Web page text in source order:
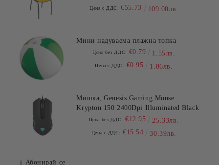
Цена с ДДС: €55.73 109.00лв.
Мини надуваема плажна топка
Цена без ДДС: €0.79 1.55лв.
Цена с ДДС: €0.95 1.86лв.
Мишка, Genesis Gaming Mouse
Krypton 150 2400Dpi Illuminated Black
Цена без ДДС: €12.95 25.33лв.
Цена с ДДС: €15.54 30.39лв.
Абонирай се